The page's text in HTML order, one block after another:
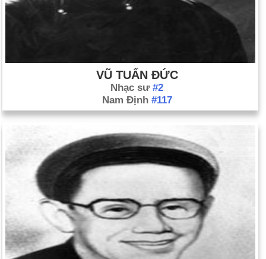
VŨ TUẤN ĐỨC
Nhạc sư #2
Nam Định #117